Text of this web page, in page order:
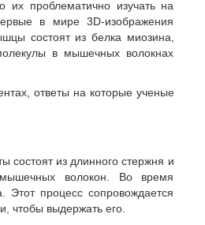
проблематично изучать на
в мире 3D-изображения
состоят из белка миозина,
в мышечных волокнах
ответы на которые ученые
из длинного стержня и
мышечных волокон. Во время
процесс сопровождается
чтобы выдержать его.